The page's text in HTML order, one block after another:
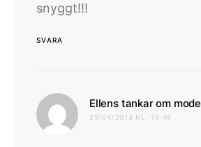
snyggt!!!
SVARA
Ellens tankar om mode
29/04/2013 KL. 16:46